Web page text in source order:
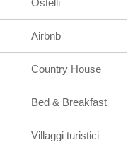
Ostelli
Airbnb
Country House
Bed & Breakfast
Villaggi turistici